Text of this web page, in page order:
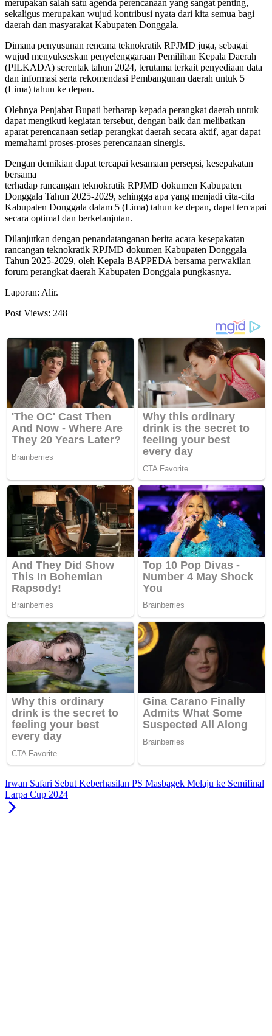
merupakan salah satu agenda perencanaan yang sangat penting,
sekaligus merupakan wujud kontribusi nyata dari kita semua bagi
daerah dan masyarakat Kabupaten Donggala.
Dimana penyusunan rencana teknokratik RPJMD juga, sebagai
wujud menyukseskan penyelenggaraan Pemilihan Kepala Daerah
(PILKADA) serentak tahun 2024, terutama terkait penyediaan data
dan informasi serta rekomendasi Pembangunan daerah untuk 5
(Lima) tahun ke depan.
Olehnya Penjabat Bupati berharap kepada perangkat daerah untuk
dapat mengikuti kegiatan tersebut, dengan baik dan melibatkan
aparat perencanaan setiap perangkat daerah secara aktif, agar dapat
memahami proses-proses perencanaan sinergis.
Dengan demikian dapat tercapai kesamaan persepsi, kesepakatan
bersama
terhadap rancangan teknokratik RPJMD dokumen Kabupaten
Donggala Tahun 2025-2029, sehingga apa yang menjadi cita-cita
Kabupaten Donggala dalam 5 (Lima) tahun ke depan, dapat tercapai
secara optimal dan berkelanjutan.
Dilanjutkan dengan penandatanganan berita acara kesepakatan
rancangan teknokratik RPJMD dokumen Kabupaten Donggala
Tahun 2025-2029, oleh Kepala BAPPEDA bersama perwakilan
forum perangkat daerah Kabupaten Donggala pungkasnya.
Laporan: Alir.
Post Views: 248
Irwan Safari Sebut Keberhasilan PS Masbagek Melaju ke Semifinal
Larpa Cup 2024